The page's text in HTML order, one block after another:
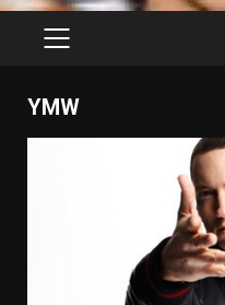
PRIMARY
YMW